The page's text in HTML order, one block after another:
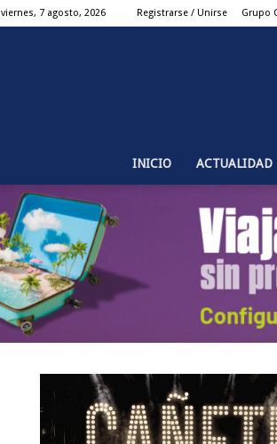
viernes, 7 agosto, 2026 Registrarse / Unirse Grupo
INICIO ACTUALIDAD